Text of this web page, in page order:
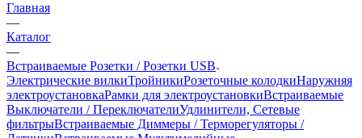
Главная
—
Каталог
—
Встраиваемые Розетки / Розетки USB
Электрические вилкиТройникиРозеточные колодкиНаружняя
электроустановкаРамки для электроустановкиВстраиваемые
Выключатели / ПереключателиУдлинители, Сетевые
фильтрыВстраиваемые Диммеры / Терморегуляторы /